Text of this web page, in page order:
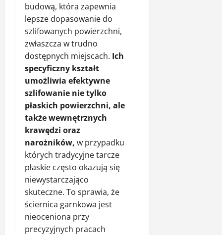
budową, która zapewnia
lepsze dopasowanie do
szlifowanych powierzchni,
zwłaszcza w trudno
dostępnych miejscach. Ich
specyficzny kształt
umożliwia efektywne
szlifowanie nie tylko
płaskich powierzchni, ale
także wewnętrznych
krawędzi oraz
narożników, w przypadku
których tradycyjne tarcze
płaskie często okazują się
niewystarczająco
skuteczne. To sprawia, że
ściernica garnkowa jest
nieoceniona przy
precyzyjnych pracach